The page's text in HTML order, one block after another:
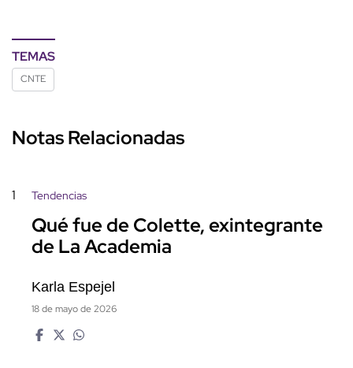
TEMAS
CNTE
Notas Relacionadas
1 Tendencias
Qué fue de Colette, exintegrante
de La Academia
Karla Espejel
18 de mayo de 2026